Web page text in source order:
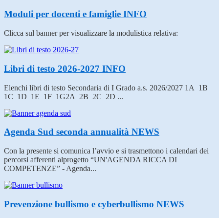
Moduli per docenti e famiglie INFO
Clicca sul banner per visualizzare la modulistica relativa:
Libri di testo 2026-2027 INFO
Elenchi libri di testo Secondaria di I Grado a.s. 2026/2027 1A 1B
1C 1D 1E 1F 1G2A 2B 2C 2D ...
Agenda Sud seconda annualità NEWS
Con la presente si comunica l’avvio e si trasmettono i calendari dei
percorsi afferenti alprogetto “UN'AGENDA RICCA DI
COMPETENZE” - Agenda...
Prevenzione bullismo e cyberbullismo NEWS